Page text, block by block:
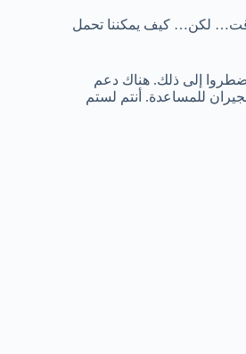
لكن… كيف يمكننا تحمل
إلى ذلك. هناك دعم
للمساعدة. أنتم لستم